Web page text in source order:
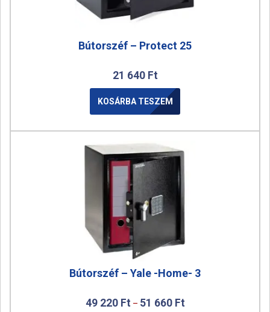
Bútorszéf – Protect 25
21 640 Ft
KOSÁRBA TESZEM
Bútorszéf – Yale -Home- 3
49 220 Ft – 51 660 Ft